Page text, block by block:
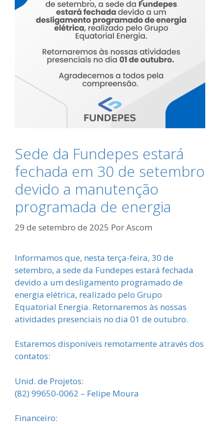
Sede da Fundepes estará
fechada em 30 de setembro
devido a manutenção
programada de energia
29 de setembro de 2025 PorAscom
Informamos que, nesta terça-feira, 30 de
setembro, a sede da Fundepes estará fechada
devido a um desligamento programado de
energia elétrica, realizado pelo Grupo
Equatorial Energia. Retornaremos às nossas
atividades presenciais no dia 01 de outubro.
Estaremos disponíveis remotamente através dos
contatos:
Unid. de Projetos:
(82) 99650-0062 – Felipe Moura
Financeiro: